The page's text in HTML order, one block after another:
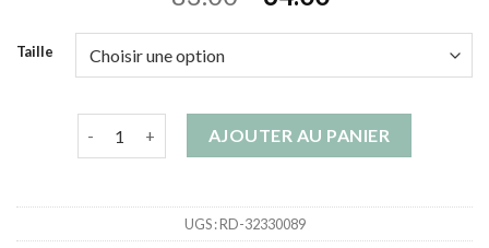
Taille
quantité de doudoune matelassée femme
AJOUTER AU PANIER
UGS :RD-32330089